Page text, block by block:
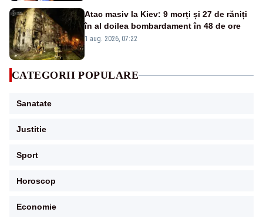
Atac masiv la Kiev: 9 morți și 27 de răniți
în al doilea bombardament în 48 de ore
1 aug. 2026, 07:22
CATEGORII POPULARE
Sanatate
Justitie
Sport
Horoscop
Economie